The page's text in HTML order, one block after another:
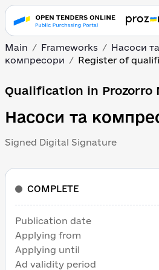
Main Frameworks
Насоси та
компресори
Register of
Qualification in Prozorro
Насоси та
Signed Digital Signature
COMPLETE
Publication date
Applying from
Applying until
Ad validity period